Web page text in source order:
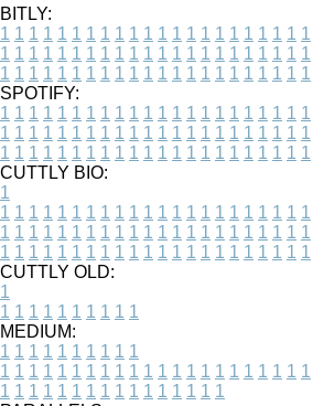
BITLY:
1 1 1 1 1 1 1 1 1 1 1 1 1 1 1 1 1 1 1 1 1 1
1 1 1 1 1 1 1 1 1 1 1 1 1 1 1 1 1 1 1 1 1 1
1 1 1 1 1 1 1 1 1 1 1 1 1 1 1 1 1 1 1 1 1 1
SPOTIFY:
1 1 1 1 1 1 1 1 1 1 1 1 1 1 1 1 1 1 1 1 1 1
1 1 1 1 1 1 1 1 1 1 1 1 1 1 1 1 1 1 1 1 1 1
1 1 1 1 1 1 1 1 1 1 1 1 1 1 1 1 1 1 1 1 1 1
CUTTLY BIO:
1
1 1 1 1 1 1 1 1 1 1 1 1 1 1 1 1 1 1 1 1 1 1
1 1 1 1 1 1 1 1 1 1 1 1 1 1 1 1 1 1 1 1 1 1
1 1 1 1 1 1 1 1 1 1 1 1 1 1 1 1 1 1 1 1 1 1
CUTTLY OLD:
1
1 1 1 1 1 1 1 1 1 1
MEDIUM:
1 1 1 1 1 1 1 1 1 1
1 1 1 1 1 1 1 1 1 1 1 1 1 1 1 1 1 1 1 1 1 1
1 1 1 1 1 1 1 1 1 1 1 1 1 1 1 1